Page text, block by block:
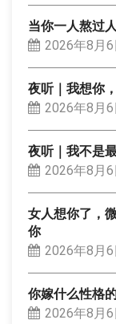
当你一人熬过
2026年8月6
夜听｜我想你
2026年8月6
夜听｜我不是
2026年8月6
女人想你了，
你
2026年8月6
你嫁什么性格
2026年8月6